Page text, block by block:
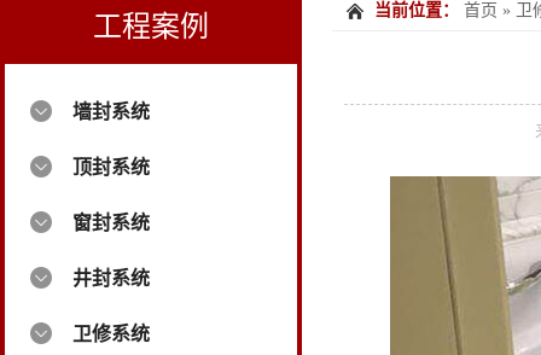
工程案例
墙封系统
顶封系统
窗封系统
井封系统
卫修系统
当前位置： 首页 »